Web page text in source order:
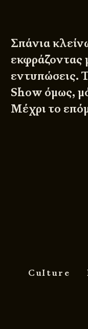
Σπάνια
εκφράζοντας
εντυπώσεις.
Show όμως,
Μέχρι το
Culture